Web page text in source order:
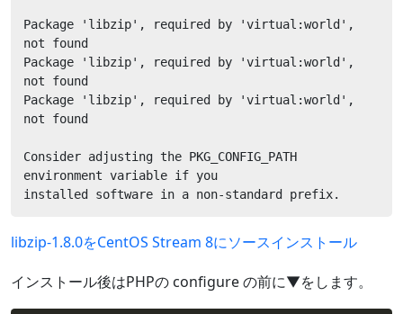
Package 'libzip', required by 'virtual:world',
not found
Package 'libzip', required by 'virtual:world',
not found
Package 'libzip', required by 'virtual:world',
not found
Consider adjusting the PKG_CONFIG_PATH
environment variable if you
installed software in a non-standard prefix.
libzip-1.8.0をCentOS Stream 8にソースインストール
インストール後はPHPの configure の前に▼をします。